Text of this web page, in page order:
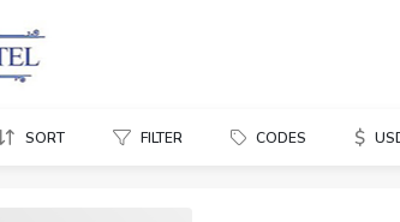
SORT FILTER CODES $